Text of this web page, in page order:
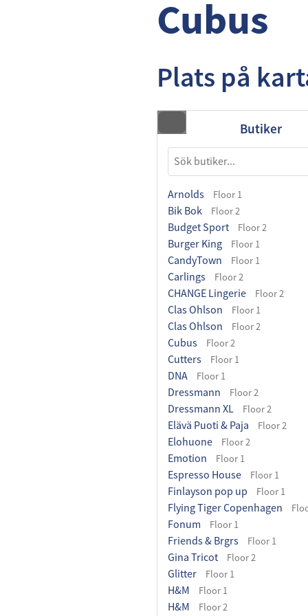
Cubus
Plats på
Butiker
Arnolds Floor 1
Bik Bok Floor 2
Budget Sport Floor 2
Burger King Floor 1
CandyTown Floor 1
Carlings Floor 2
CHANGE Lingerie Floor 2
Clas Ohlson Floor 1
Clas Ohlson Floor 2
Cubus Floor 2
Cutters Floor 1
DNA Floor 1
Dressmann Floor 2
Dressmann XL Floor 2
Elävä Puoti & Paja Floor 2
Elohuone Floor 2
Emotion Floor 1
Espresso House Floor 1
Finlayson pop up Floor 1
Flying Tiger Copenhagen
Fonum Floor 1
Friends & Brgrs Floor 1
Gina Tricot Floor 2
Glitter Floor 1
H&M Floor 1
H&M Floor 2